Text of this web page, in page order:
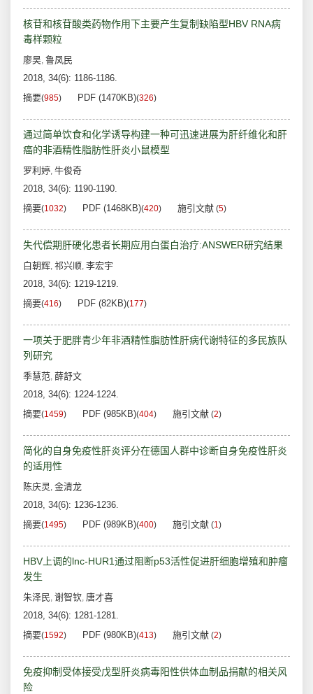
核苷和核苷酸类药物作用下主要产生复制缺陷型HBV RNA病
毒样颗粒
廖昊, 鲁凤民
2018, 34(6): 1186-1186.
摘要(985) PDF (1470KB)(326)
通过简单饮食和化学诱导构建一种可迅速进展为肝纤维化和肝
癌的非酒精性脂肪性肝炎小鼠模型
罗利婷, 牛俊奇
2018, 34(6): 1190-1190.
摘要(1032) PDF (1468KB)(420) 施引文献 (5)
失代偿期肝硬化患者长期应用白蛋白治疗:ANSWER研究结果
白朝辉, 祁兴顺, 李宏宇
2018, 34(6): 1219-1219.
摘要(416) PDF (82KB)(177)
一项关于肥胖青少年非酒精性脂肪性肝病代谢特征的多民族队
列研究
季慧范, 薛舒文
2018, 34(6): 1224-1224.
摘要(1459) PDF (985KB)(404) 施引文献 (2)
简化的自身免疫性肝炎评分在德国人群中诊断自身免疫性肝炎
的适用性
陈庆灵 , 金清龙
2018, 34(6): 1236-1236.
摘要(1495) PDF (989KB)(400) 施引文献 (1)
HBV上调的lnc-HUR1通过阻断p53活性促进肝细胞增殖和肿瘤
发生
朱泽民, 谢智钦, 唐才喜
2018, 34(6): 1281-1281.
摘要(1592) PDF (980KB)(413) 施引文献 (2)
免疫抑制受体接受戊型肝炎病毒阳性供体血制品捐献的相关风
险